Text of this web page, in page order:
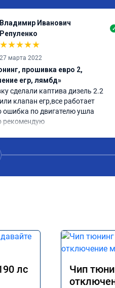
Владимир Иванович
Репуленко
✓
★★★★★
27 марта 2022
прошивка евро 2,
егр, лямбд»
сделали каптива дизель 2.2
клапан егр,все работает
ошибка по двигателю ушла
рекомендую
лс
Чип